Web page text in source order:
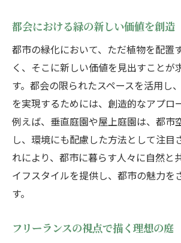
造園が都市に与える経済的効果
地域コミュニティと緑の関
造園の自由な発想が生む都市の
五感を刺激する庭のデザイン
自然の音がもたらすリラッ
都市のストレスを和らげる庭
自由な発想で創る個性的な庭
癒しの要素を組み込んだデ
造園
都会における緑の新しい価値を創造
都市の緑化において、ただ植物を配置
く、そこに新しい価値を見出すことが
す。都会の限られたスペースを活用し
を実現するためには、創造的なアプロ
例えば、垂直庭園や屋上庭園は、都市
し、環境にも配慮した方法として注目
れにより、都市に暮らす人々に自然と
イフスタイルを提供し、都市の魅力を
す。
フリーランスの視点で描く理想の庭